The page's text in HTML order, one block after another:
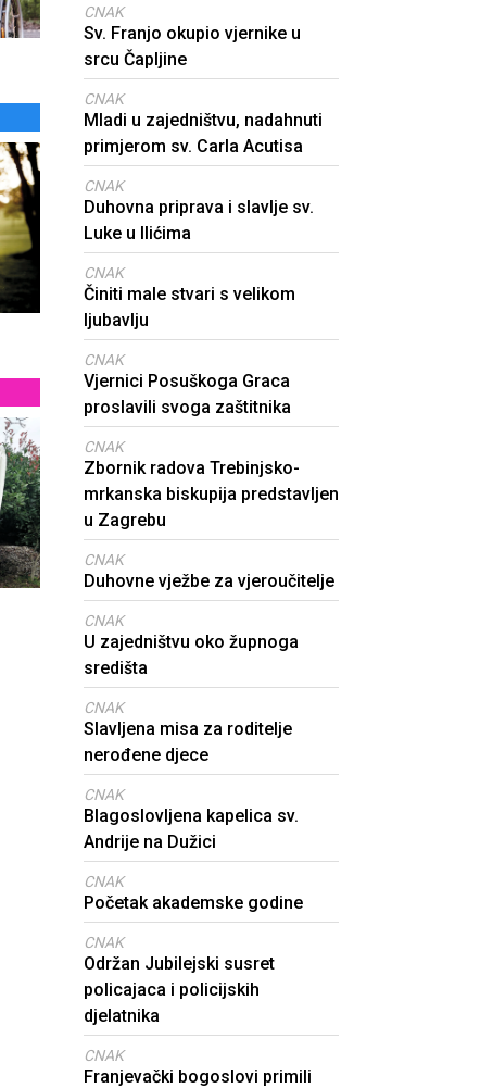
CNAK
Sv. Franjo okupio vjernike u
srcu Čapljine
CNAK
Mladi u zajedništvu, nadahnuti
primjerom sv. Carla Acutisa
CNAK
Duhovna priprava i slavlje sv.
Luke u Ilićima
CNAK
Činiti male stvari s velikom
ljubavlju
CNAK
Vjernici Posuškoga Graca
proslavili svoga zaštitnika
CNAK
Zbornik radova Trebinjsko-
mrkanska biskupija predstavljen
u Zagrebu
CNAK
Duhovne vježbe za vjeroučitelje
CNAK
U zajedništvu oko župnoga
središta
CNAK
Slavljena misa za roditelje
nerođene djece
CNAK
Blagoslovljena kapelica sv.
Andrije na Dužici
CNAK
Početak akademske godine
CNAK
Održan Jubilejski susret
policajaca i policijskih
djelatnika
CNAK
Franjevački bogoslovi primili